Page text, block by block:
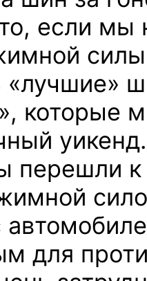
если мы
«лучшие»
которые
перешли к
для